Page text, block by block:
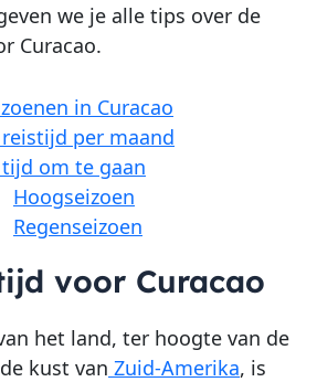
we je alle tips over de
Curacao.
in Curacao
per maand
om te gaan
Hoogseizoen
Regenseizoen
voor Curacao
het land, ter hoogte van de
kust van Zuid-Amerika, is